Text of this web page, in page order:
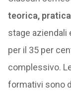
teorica,
stage aziendali
per il 35 per
complessivo.
formativi sono